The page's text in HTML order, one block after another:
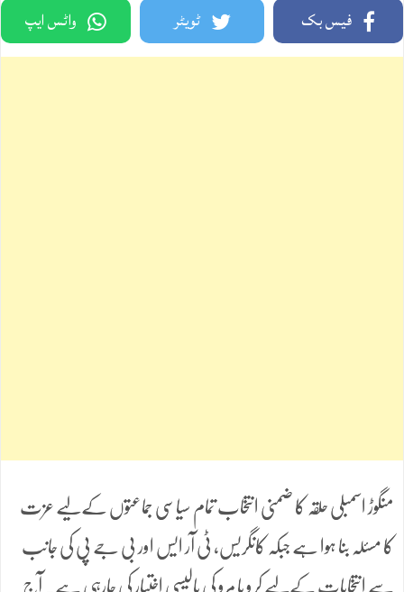
فیس بک ٹویٹر واٹس ایپ
منگوڑ اسمبلی حلقہ کا ضمنی انتخاب تمام سیاسی جماعتوں کےلیے عزت
کا مسئلہ بنا ہوا ہے جبکہ کانگریس، ٹی آر ایس اور بی جے پی کی جانب
سے انتخابات کےلیے کرو یا مرو کی پالیسی اختیار کی جارہی ہے۔ آج